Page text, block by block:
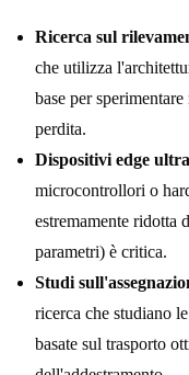
Ricerca sul
che utilizza
base per
perdita.
Dispositivi edge
microcontrollori o
estremamente
parametri) è critica.
Studi
ricerca che studiano
basate sul trasporto